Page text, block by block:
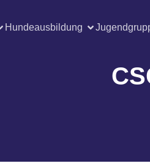
Hundeausbildung